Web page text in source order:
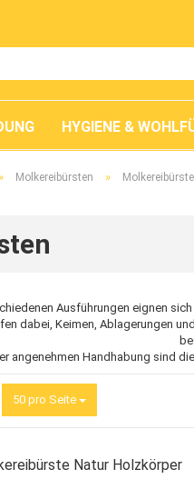
HYGIENE &
» Molkereibürsten »
Ausführungen eignen
dabei, Keimen, Ablagerungen
angenehmen Handhabung sind
50 pro Seite
pro Seite
Natur Holzkörper